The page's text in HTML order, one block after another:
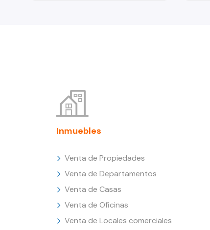
Inmuebles
Venta de Propiedades
Venta de Departamentos
Venta de Casas
Venta de Oficinas
Venta de Locales comerciales